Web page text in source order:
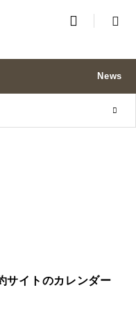

News
サイトのカレンダー